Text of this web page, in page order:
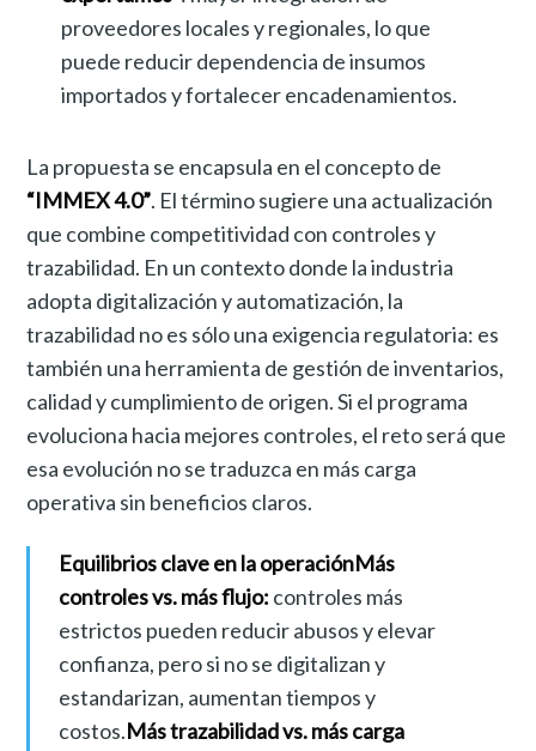
proveedores locales y regionales, lo que
puede reducir dependencia de insumos
importados y fortalecer encadenamientos.
La propuesta se encapsula en el concepto de
“IMMEX 4.0”. El término sugiere una actualización
que combine competitividad con controles y
trazabilidad. En un contexto donde la industria
adopta digitalización y automatización, la
trazabilidad no es sólo una exigencia regulatoria: es
también una herramienta de gestión de inventarios,
calidad y cumplimiento de origen. Si el programa
evoluciona hacia mejores controles, el reto será que
esa evolución no se traduzca en más carga
operativa sin beneficios claros.
Equilibrios clave en la operaciónMás
controles vs. más flujo: controles más
estrictos pueden reducir abusos y elevar
confianza, pero si no se digitalizan y
estandarizan, aumentan tiempos y
costos.Más trazabilidad vs. más carga